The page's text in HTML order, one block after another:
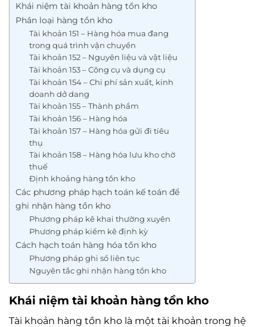
Khái niệm tài khoản hàng tồn kho
Phân loại hàng tồn kho
Tài khoản 151 – Hàng hóa mua đang
trong quá trình vận chuyển
Tài khoản 152 – Nguyên liệu và vật liệu
Tài khoản 153 – Công cụ và dụng cụ
Tài khoản 154 – Chi phí sản xuất, kinh
doanh dở dang
Tài khoản 155 – Thành phẩm
Tài khoản 156 – Hàng hóa
Tài khoản 157 – Hàng hóa gửi đi tiêu
thụ
Tài khoản 158 – Hàng hóa lưu kho chờ
thuế
Định khoảng hàng tồn kho
Các phương pháp hạch toán kế toán để
ghi nhận hàng tồn kho
Phương pháp kê khai thường xuyên
Phương pháp kiểm kê định kỳ
Cách hạch toán hàng hóa tồn kho
Phương pháp ghi sổ liên tục
Nguyên tắc ghi nhận hàng tồn kho
Khái niệm tài khoản hàng tồn kho
Tài khoản hàng tồn kho là một tài khoản trong hệ